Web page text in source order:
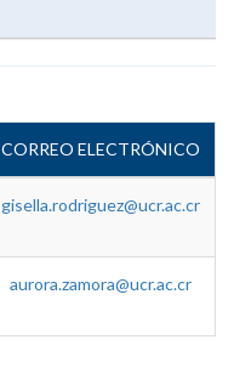
CORREO ELECTRÓNICO
gisella.rodriguez@ucr.ac.cr
aurora.zamora@ucr.ac.cr